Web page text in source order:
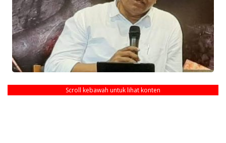
Scroll kebawah untuk lihat konten